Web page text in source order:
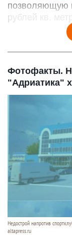
позволяющую
рублей кв. метр.
Фотофакты.
"Адриатика"
Недострой напротив
altapress.ru